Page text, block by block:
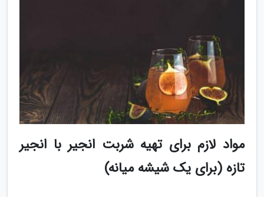
مواد لازم برای تهیه شربت انجیر با انجیر
تازه (برای یک شیشه میانه)